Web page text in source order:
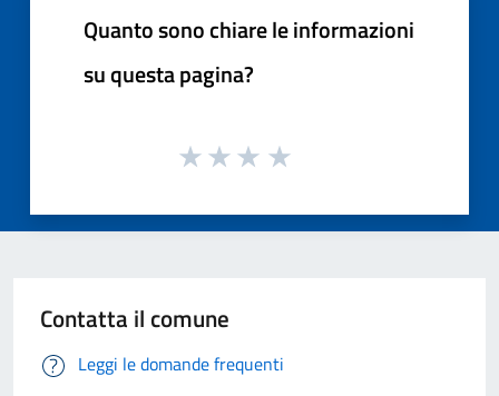
Quanto sono chiare le informazioni
su questa pagina?
Contatta il comune
Leggi le domande frequenti